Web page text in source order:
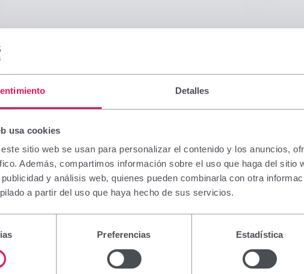
Detalles
usa cookies
sitio web se usan para personalizar el contenido y los anuncios,
Además, compartimos información sobre el uso que haga del sitio
y análisis web, quienes pueden combinarla con otra
a partir del uso que haya hecho de sus servicios.
Preferencias Estadística